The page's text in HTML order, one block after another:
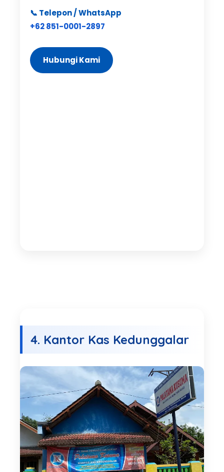
📞 Telepon / WhatsApp
+62 851-0001-2897
Hubungi Kami
4. Kantor Kas Kedunggalar